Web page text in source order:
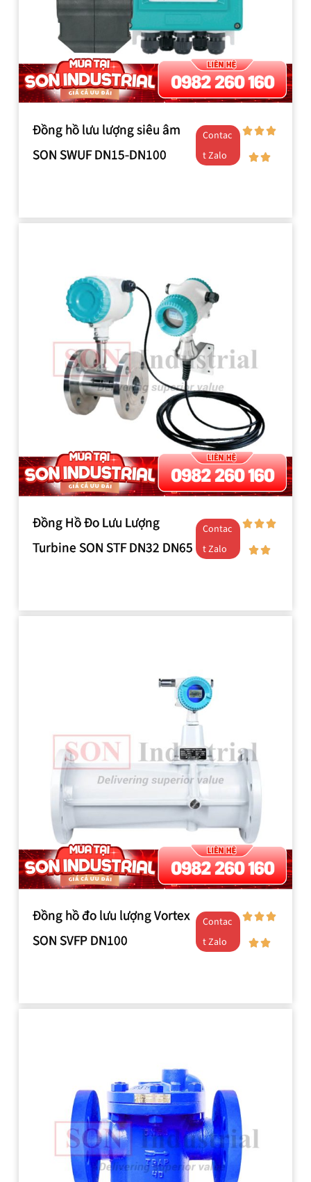
Đồng hồ lưu lượng siêu âm
SON SWUF DN15-DN100
Contac
t Zalo
Đồng Hồ Đo Lưu Lượng
Turbine SON STF DN32 DN65
Contac
t Zalo
Đồng hồ đo lưu lượng Vortex
SON SVFP DN100
Contac
t Zalo